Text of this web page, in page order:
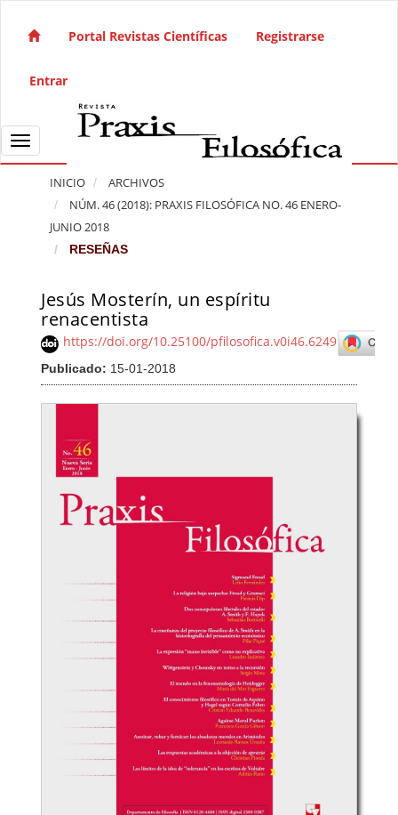
Navegación principal
Barra lateral
Portal Revistas Científicas Registrarse
Entrar
Toggle navigation
INICIO
ARCHIVOS
NÚM. 46 (2018): PRAXIS FILOSÓFICA NO. 46 ENERO-
JUNIO 2018
RESEÑAS
Jesús Mosterín, un espíritu
renacentista
https://doi.org/10.25100/pfilosofica.v0i46.6249
Publicado: 15-01-2018
Barra lateral del artículo